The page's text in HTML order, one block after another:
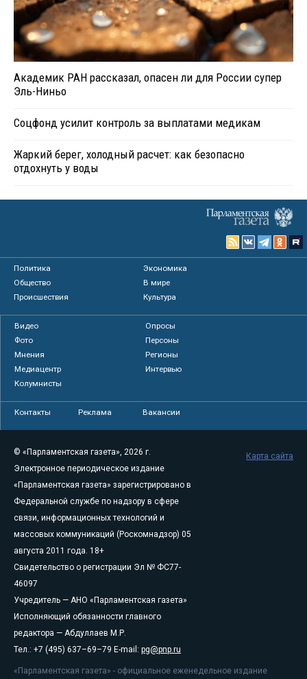
Академик РАН рассказал, опасен ли для России супер
Эль-Ниньо
Соцфонд усилит контроль за выплатами медикам
Жаркий берег, холодный расчет: как безопасно
отдохнуть у воды
Политика
Экономика
Общество
В мире
Происшествия
Культура
Видео
Опросы
Фото
Персоны
Мнения
Регионы
Медиацентр
Интервью
Колумнисты
Контакты Реклама Вакансии
© «Парламентская газета», 2026 г.
Электронное периодическое издание
«Парламентская газета» зарегистрировано в
Федеральной службе по надзору в сфере
связи, информационных технологий и
массовых коммуникаций (Роскомнадзор) 05
августа 2011 года. 18+
Свидетельство о регистрации Эл № ФС77-
46097
Учредитель — АНО «Парламентская газета»
Исполняющий обязанности главного
редактора — Абдуллаев М.Р.
Тел.: +7 (495) 637–69–79 E-mail: pg@pnp.ru
«Парламентская газета» - официальное еженедельное издание
Карта сайта